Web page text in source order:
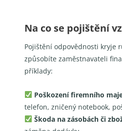
Na co se pojištění
Pojištění odpovědnosti kryje
způsobíte zaměstnavateli
příklady:
Poškození firemního
telefon, zničený notebook,
Škoda na zásobách či